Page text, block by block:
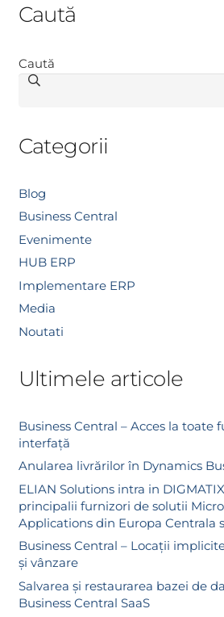
Caută
Caută
Categorii
Blog
Business Central
Evenimente
HUB ERP
Implementare ERP
Media
Noutati
Ultimele articole
Business Central – Acces la
interfață
Anularea livrărilor în Dynamics
ELIAN Solutions intra in
principalii furnizori de solutii
Applications din Europa Centrala
Business Central – Locații
și vânzare
Salvarea și restaurarea bazei de
Business Central SaaS